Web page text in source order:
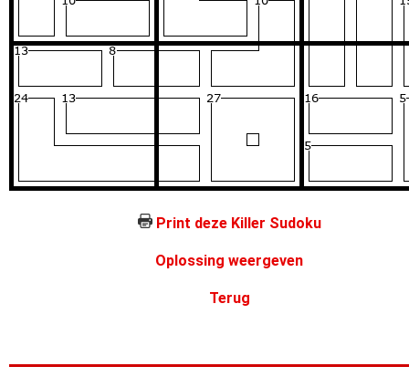
Print deze Killer Sudoku
Oplossing weergeven
Terug